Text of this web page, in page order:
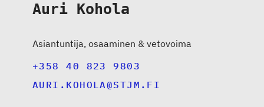
Auri Kohola
Asiantuntija, osaaminen & vetovoima
+358 40 823 9803
AURI.KOHOLA@STJM.FI